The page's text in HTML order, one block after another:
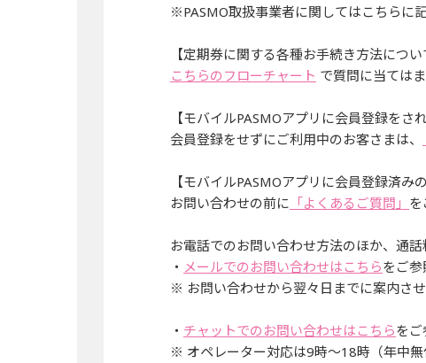
※PASMO取扱事業者に関してはこちらに
【定期券に関する各種お手続き方法につい
こちらのフローチャート で質問に当ては
【モバイルPASMOアプリに会員登録をさ
会員登録をせずにご利用中のお客さまは、
【モバイルPASMOアプリに会員登録済み
お問い合わせの前に 「よくあるご質問」
お電話でのお問い合わせ方法のほか、通
・ メールでのお問い合わせはこちらをご参
※ お問い合わせから翌々日までに案内さ
・ チャットでのお問い合わせはこちらをご
※ オペレーター対応は9時～18時（年中無